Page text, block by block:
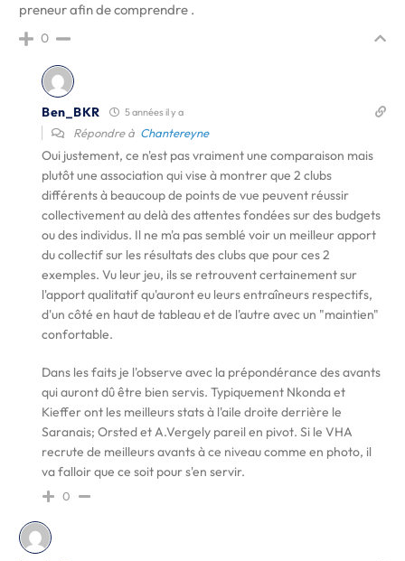
preneur afin de comprendre .
0
Ben_BKR 5 années il y a
Répondre à Chantereyne
Oui justement, ce n'est pas vraiment une comparaison mais
plutôt une association qui vise à montrer que 2 clubs
différents à beaucoup de points de vue peuvent réussir
collectivement au delà des attentes fondées sur des budgets
ou des individus. Il ne m'a pas semblé voir un meilleur apport
du collectif sur les résultats des clubs que pour ces 2
exemples. Vu leur jeu, ils se retrouvent certainement sur
l'apport qualitatif qu'auront eu leurs entraîneurs respectifs,
d'un côté en haut de tableau et de l'autre avec un "maintien"
confortable.
Dans les faits je l'observe avec la prépondérance des avants
qui auront dû être bien servis. Typiquement Nkonda et
Kieffer ont les meilleurs stats à l'aile droite derrière le
Saranais; Orsted et A.Vergely pareil en pivot. Si le VHA
recrute de meilleurs avants à ce niveau comme en photo, il
va falloir que ce soit pour s'en servir.
0